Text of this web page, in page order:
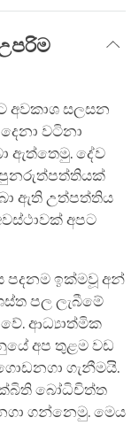
අවකාශ සලසන
වටිනා
ඇත්තෙමු. දේව
පුනරුත්පත්තියක්
ඇති උත්පත්තිය
අපට
පදනම ඉක්මවූ අන්
පල ලැබීමේ
වේ. ආධ්‍යාත්මික
අප තුළම වඩ
ගැනීමයි.
බෝධිචිත්ත
ගන්නෙමු. මෙය